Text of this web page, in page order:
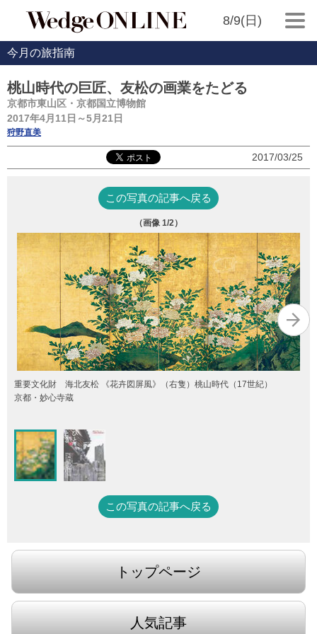
8/9(日)
今月の旅指南
桃山時代の巨匠、友松の画業をたどる
京都市東山区・京都国立博物館
2017年4月11日～5月21日
狩野直美
2017/03/25
この写真の記事へ戻る
（画像 1/2）
重要文化財 海北友松 《花卉図屏風》（右隻）桃山時代（17世紀）
京都・妙心寺蔵
この写真の記事へ戻る
トップページ
人気記事